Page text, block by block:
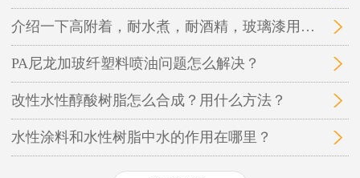
介绍一下高附着，耐水煮，耐酒精，玻璃漆用的丙烯酸树脂
PA尼龙加玻纤塑料喷油问题怎么解决？
改性水性醇酸树脂怎么合成？用什么方法？
水性涂料和水性树脂中水的作用在哪里？